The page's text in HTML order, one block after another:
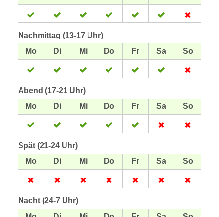
Nachmittag (13-17 Uhr)
Abend (17-21 Uhr)
Spät (21-24 Uhr)
Nacht (24-7 Uhr)